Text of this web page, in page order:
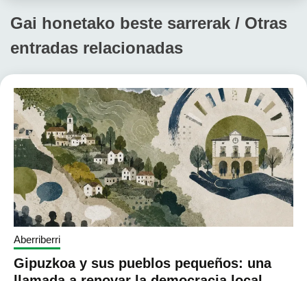
Gai honetako beste sarrerak / Otras
entradas relacionadas
Aberriberri
Gipuzkoa y sus pueblos pequeños: una